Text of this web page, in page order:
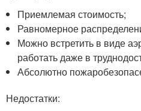
Приемлемая стоимость;
Равномерное
Можно встретить в виде
работать даже в
Абсолютно
Недостатки: